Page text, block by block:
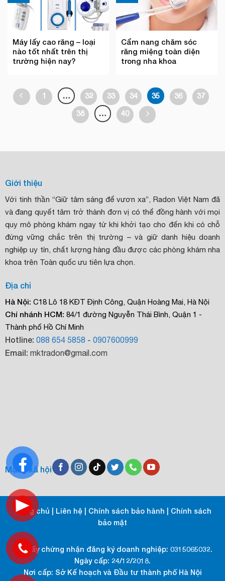
Máy lấy cao răng – loại
nào tốt nhất trên thị
trường hiện nay?
Cẩm nang chăm sóc
răng miệng toàn diện
trong nha khoa
1 … 32 33 34 35 36
37
38
… 40
Giới thiệu
Với tinh thần “Giữ tâm sáng để vươn xa”, Radon Việt Nam đã
và đang quyết tâm trở thành đơn vị có thể đồng hành với mọi
quy mô phòng khám ngay từ khi khởi tạo cho đến khi có chỗ
đứng vững chắc trên thị trường – và giữ danh hiệu doanh
nghiệp uy tín, chất lượng hàng đầu được các phòng khám nha
khoa trên Toàn quốc ưu tiên lựa chọn.
Địa chỉ
Hà Nội: C18 Lô 18 KĐT Định Công, Quận Hoàng Mai, Hà Nội
Chí nhánh HCM: 84/1 đường Nguyễn Thái Bình, Quận 1 -
Thành phố Hồ Chí Minh
Hotline: 088 654 5858 - 0907600999
Email: mktradon@gmail.com
Mạng xã hội
Trang chủ Liên hệ Chính sách bảo hành
Chính sách
bảo mật
Số giấy chứng nhận đăng ký doanh nghiệp: 0315065032.
Ngày cấp: 24/12/2018.
Nơi cấp: Sở Kế hoạch và Đầu tư thành phố Hà Nội